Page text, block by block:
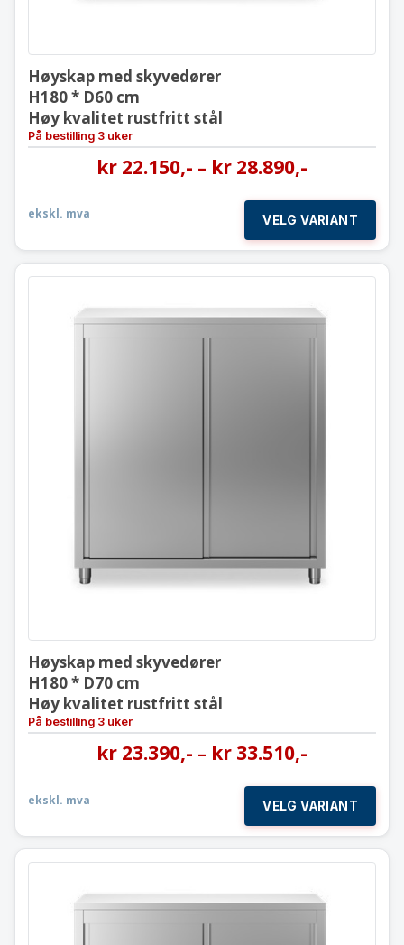
Høyskap med skyvedører
H180 * D60 cm
Høy kvalitet rustfritt stål
På bestilling 3 uker
kr 22.150,- – kr 28.890,-
ekskl. mva VELG VARIANT
Høyskap med skyvedører
H180 * D70 cm
Høy kvalitet rustfritt stål
På bestilling 3 uker
kr 23.390,- – kr 33.510,-
ekskl. mva VELG VARIANT